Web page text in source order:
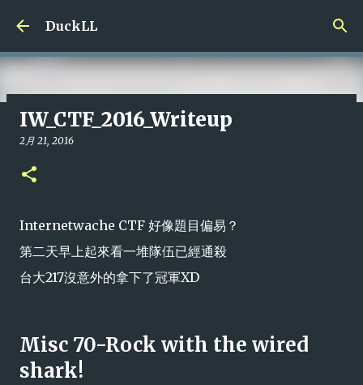
DuckLL
最後一篇文章
IW_CTF_2016_Writeup
2月 21, 2016
Internetwache CTF 好像題目偏易？
第二天早上起來看一堆隊伍已經通殺
台大217沒意外的拿下了冠軍XD
Misc 70-Rock with the wired
shark!